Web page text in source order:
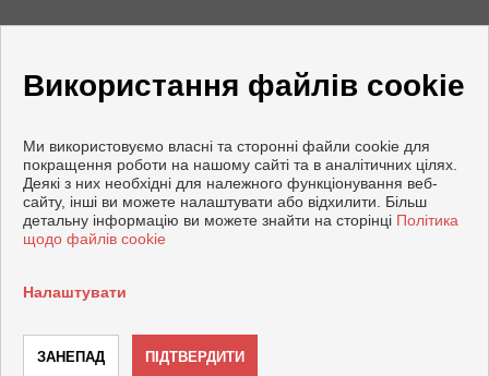
Використання файлів cookie
Ми використовуємо власні та сторонні файли cookie для
покращення роботи на нашому сайті та в аналітичних цілях.
Деякі з них необхідні для належного функціонування веб-
сайту, інші ви можете налаштувати або відхилити. Більш
детальну інформацію ви можете знайти на сторінці Політика
щодо файлів cookie
Налаштувати